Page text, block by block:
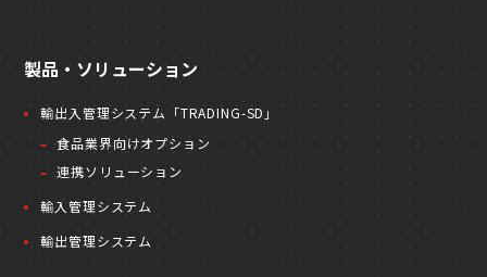
製品・ソリューション
輸出入管理システム「TRADING-SD」
食品業界向けオプション
連携ソリューション
輸入管理システム
輸出管理システム